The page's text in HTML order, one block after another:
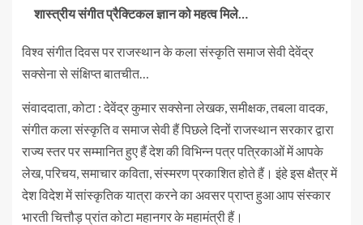
शास्त्रीय संगीत प्रैक्टिकल ज्ञान को महत्व मिले…
विश्व संगीत दिवस पर राजस्थान के कला संस्कृति समाज सेवी देवेंद्र
सक्सेना से संक्षिप्त बातचीत…
संवाददाता, कोटा : देवेंद्र कुमार सक्सेना लेखक, समीक्षक, तबला वादक,
संगीत कला संस्कृति व समाज सेवी हैं पिछले दिनों राजस्थान सरकार द्वारा
राज्य स्तर पर सम्मानित हुए हैं देश की विभिन्न पत्र पत्रिकाओं में आपके
लेख, परिचय, समाचार कविता, संस्मरण प्रकाशित होते हैं। इंहे इस क्षैत्र में
देश विदेश में सांस्कृतिक यात्रा करने का अवसर प्राप्त हुआ आप संस्कार
भारती चित्तौड़ प्रांत कोटा महानगर के महामंत्री हैं।